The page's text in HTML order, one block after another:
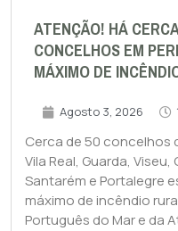
ATENÇÃO! HÁ
CONCELHOS EM
MÁXIMO DE
Agosto 3, 2026
Cerca de 50 concelhos
Vila Real, Guarda,
Santarém e Portalegre
máximo de incêndio
Português do Mar e da